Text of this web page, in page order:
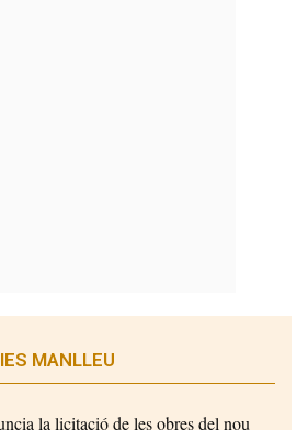
MANLLEU
la licitació de les obres del nou